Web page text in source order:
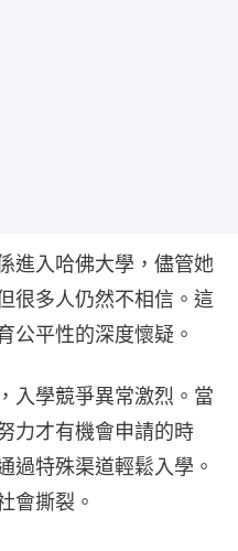
進入哈佛大學，儘管她
很多人仍然不相信。這
公平性的深度懷疑。
入學競爭異常激烈。當
力才有機會申請的時
過特殊渠道輕鬆入學。
會撕裂。